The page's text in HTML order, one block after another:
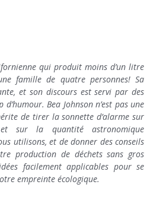
qui produit moins d’un litre
famille de quatre personnes! Sa
et son discours est servi par des
Bea Johnson n’est pas une
de tirer la sonnette d’alarme sur
et sur la quantité astronomique
utilisons, et de donner des conseils
production de déchets sans gros
facilement applicables pour se
empreinte écologique.